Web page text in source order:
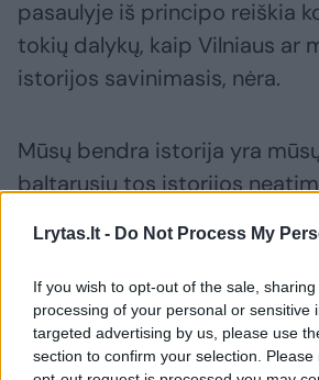
Lrytas.lt - Do Not Process My
If you wish to opt-out of the sale,
processing of your personal or sensitive
targeted advertising by us, please use
section to confirm your selection.
pasaulyje iš principo reiškia
tokių dalykų, kaip Vilniaus ar
istorijos savinimasis, nėra.
Mūsų bendra istorija yra
baltarusių tos istorijos
mūsų Baltijos valstybių,
yra tas, kad LDK istorijos
visuomenėje būtų daugiau,
kad Kremliaus įtakos yra
V.Jurkonis.